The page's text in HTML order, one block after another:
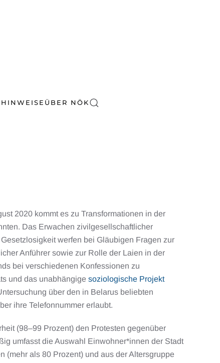
HINWEISE ÜBER NÖK
2020 kommt es zu Transformationen in der
Das Erwachen zivilgesellschaftlicher
werfen bei Gläubigen Fragen zur
Anführer sowie zur Rolle der Laien in der
bei verschiedenen Konfessionen zu
und das unabhängige soziologische Projekt
über den in Belarus beliebten
ihre Telefonnummer erlaubt.
(98–99 Prozent) den Protesten gegenüber
umfasst die Auswahl Einwohner*innen der Stadt
(mehr als 80 Prozent) und aus der Altersgruppe